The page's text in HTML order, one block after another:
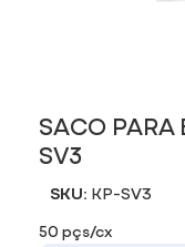
SACO
SV3
SKU: KP-SV3
50 pçs/cx